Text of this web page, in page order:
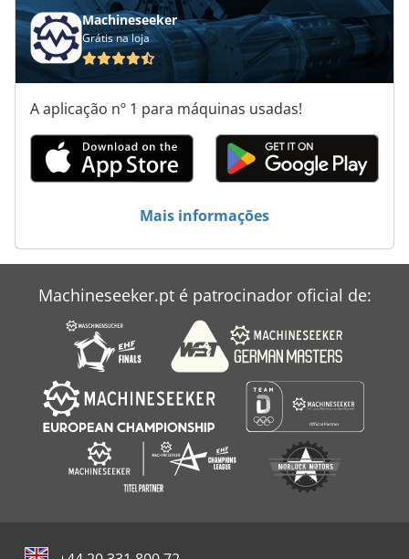
Serra De Formato
Serra De Laminação
Serra De Mesa Com Tabela De Deslizamento
Serra De Metal
Serra De Ossos
Serra De Vidro
Serra Do Cachimbo
Serra Para Metal
Machineseeker
Grátis na loja
A aplicação nº 1 para máquinas usadas!
Mais informações
Machineseeker.pt é patrocinador oficial de: